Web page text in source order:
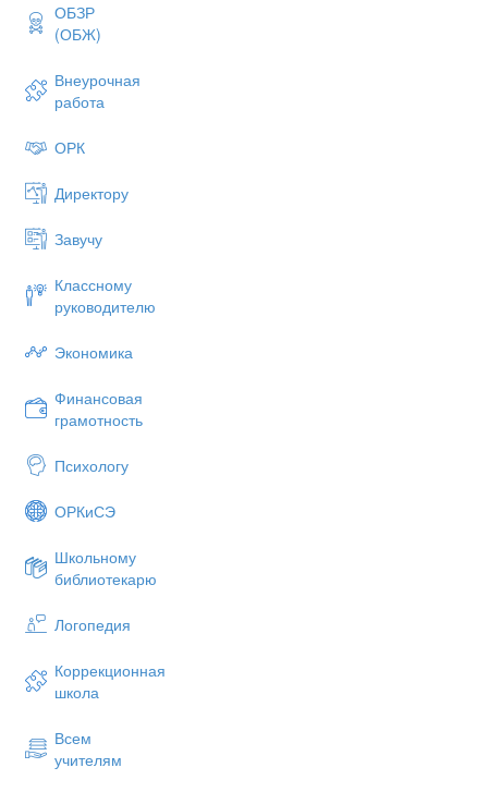
ОБЗР
(ОБЖ)
Внеурочная
работа
ОРК
Директору
Завучу
Классному
руководителю
Экономика
Финансовая
грамотность
Психологу
ОРКиСЭ
Школьному
библиотекарю
Логопедия
Коррекционная
школа
Всем
учителям